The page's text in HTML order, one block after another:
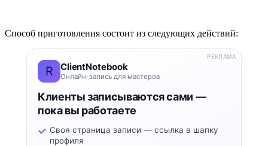
Способ приготовления состоит из следующих действий:
R ClientNotebook
Онлайн-запись для мастеров
Клиенты записываются сами —
пока вы работаете
Своя страница записи — ссылка в шапку
профиля
РЕКЛАМА